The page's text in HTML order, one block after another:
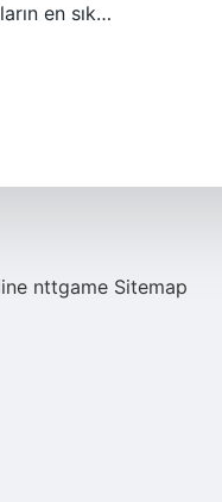
en sık…
nttgame Sitemap